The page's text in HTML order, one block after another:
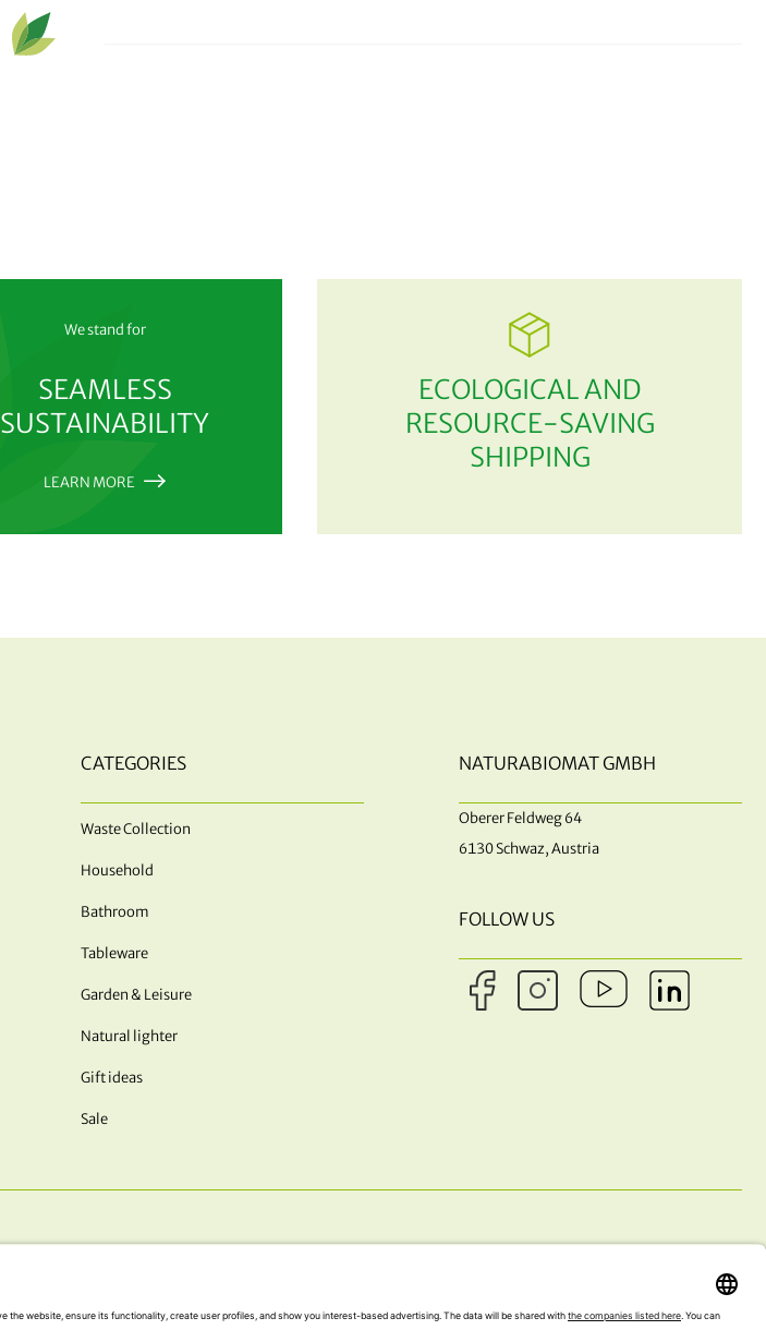
We stand for
SEAMLESS
SUSTAINABILITY
LEARN MORE
ECOLOGICAL AND
RESOURCE-SAVING
SHIPPING
CATEGORIES
Waste Collection
Household
Bathroom
Tableware
Garden & Leisure
Natural lighter
Gift ideas
Sale
NATURABIOMAT GMBH
Oberer Feldweg 64
6130 Schwaz, Austria
FOLLOW US